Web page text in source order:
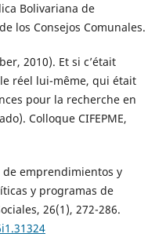
Bolivariana de
los Consejos Comunales.
2010). Et si c’était
réel lui-même, qui était
pour la recherche en
Colloque CIFEPME,
de emprendimientos y
y programas de
26(1), 272-286.